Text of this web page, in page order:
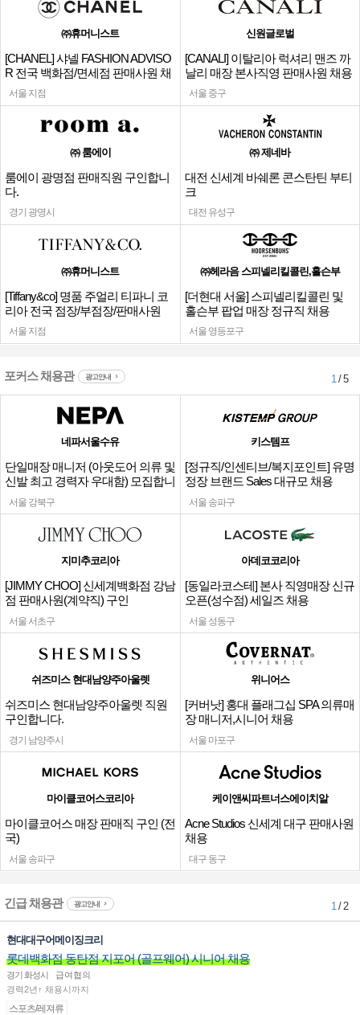
㈜휴머니스트
[CHANEL] 샤넬 FASHION ADVISO
R 전국 백화점/면세점 판매사원 채
용
서울 지점
신원글로벌
[CANALI] 이탈리아 럭셔리 맨즈 까
날리 매장 본사직영 판매사원 채용
서울 중구
㈜ 룸에이
룸에이 광명점 판매직원 구인합니
다.
경기 광명시
㈜ 제네바
대전 신세계 바쉐론 콘스탄틴 부티
크
대전 유성구
㈜휴머니스트
[Tiffany&co] 명품 주얼리 티파니 코
리아 전국 점장/부점장/판매사원
서울 지점
㈜헤라음 스피넬리킬콜린,홀슨부
[더현대 서울] 스피넬리킬콜린 및
홀슨부 팝업 매장 정규직 채용
서울 영등포구
포커스 채용관 광고안내 1/ 5
네파서울수유
단일매장 매니저 (아웃도어 의류 및
신발 최고 경력자 우대함) 모집합니
다.
서울 강북구
키스템프
[정규직/인센티브/복지포인트] 유명
정장 브랜드 Sales 대규모 채용
서울 송파구
지미추코리아
[JIMMY CHOO] 신세계백화점 강남
점 판매사원(계약직) 구인
서울 서초구
아데코코리아
[동일라코스테] 본사 직영매장 신규
오픈(성수점) 세일즈 채용
서울 성동구
쉬즈미스 현대남양주아울렛
쉬즈미스 현대남양주아울렛 직원
구인합니다.
경기 남양주시
위니어스
[커버낫] 홍대 플래그십 SPA 의류매
장 매니저,시니어 채용
서울 마포구
마이클코어스코리아
마이클코어스 매장 판매직 구인 (전
국)
서울 송파구
케이앤씨파트너스에이치알
Acne Studios 신세계 대구 판매사원
채용
대구 동구
긴급 채용관 광고안내 1/ 2
현대대구어메이징크리
롯데백화점 동탄점 지포어 (골프웨어) 시니어 채용
경기 화성시
급여협의
경력2년↑ 채용시까지
스포츠/레져류